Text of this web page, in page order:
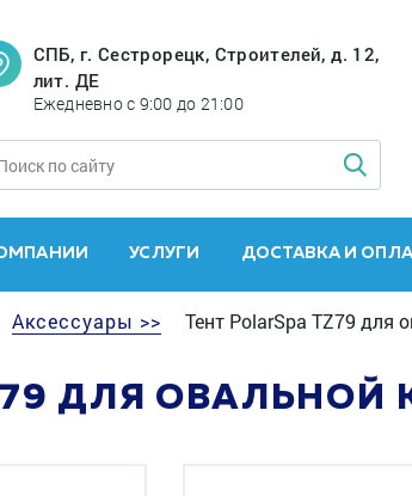
СПБ, г. Сестрорецк, Строителей, д. 12,
лит. ДЕ
Ежедневно с 9:00 до 21:00
УСЛУГИ ДОСТАВКА И
Аксессуары >> Тент PolarSpa TZ79 для
ДЛЯ